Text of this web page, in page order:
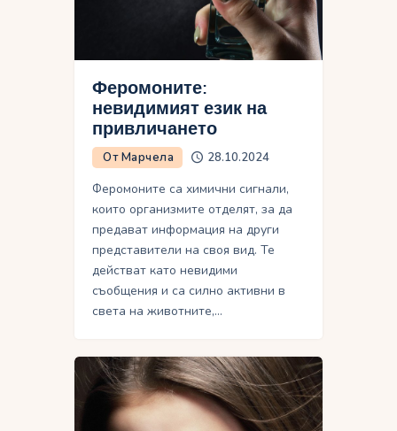
Феромоните:
невидимият език на
привличането
От Марчела 28.10.2024
Феромоните са химични сигнали,
които организмите отделят, за да
предават информация на други
представители на своя вид. Те
действат като невидими
съобщения и са силно активни в
света на животните,…